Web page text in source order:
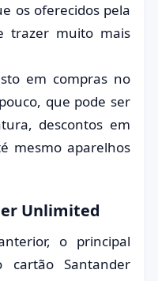
os oferecidos pela
trazer muito mais
em compras no
que pode ser
descontos em
mesmo aparelhos
Unlimited
o principal
cartão Santander